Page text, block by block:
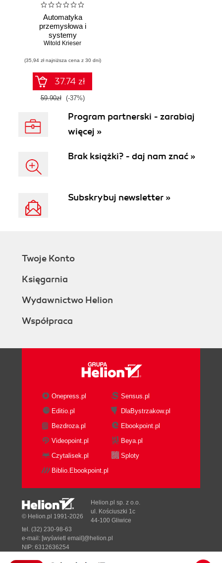
Automatyka
przemysłowa i
systemy
sterowania w
Witold Krieser
(35,94 zł najniższa cena z 30 dni)
37.74 zł
59.90zł (-37%)
Program partnerski - zarabiaj
więcej »
Brak książki? - daj nam znać »
Subskrybuj newsletter »
Twoje Konto
Księgarnia
Wydawnictwo Helion
Współpraca
Onepress.pl
Sensus.pl
Editio.pl
DlaBystrzakow.pl
Bezdroza.pl
Ebookpoint.pl
Videopoint.pl
Beya.pl
Czytalisek.pl
Sploty
Biblio.Ebookpoint.pl
© Helion.pl 1991-2026
Helion.pl sp. z o.o.
ul. Kościuszki 1c
44-100 Gliwice
tel. (32) 230-98-63
e-mail: [wyświetl email]@helion.pl
NIP: 6312636254